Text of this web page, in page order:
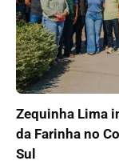
Zequinha Lima
da Farinha no
Sul